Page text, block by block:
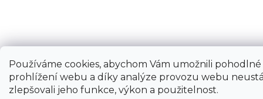
Používáme cookies, abychom Vám umožnili pohodlné
prohlížení webu a díky analýze provozu webu
zlepšovali jeho funkce, výkon a použitelnost.